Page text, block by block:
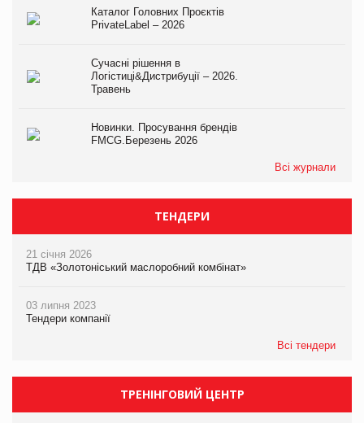
Каталог Головних Проєктів
PrivateLabel – 2026
Сучасні рішення в
Логістиці&Дистрибуції – 2026.
Травень
Новинки. Просування брендів
FMCG.Березень 2026
Всі журнали
ТЕНДЕРИ
21 січня 2026
ТДВ «Золотоніський маслоробний комбінат»
03 липня 2023
Тендери компанії
Всі тендери
ТРЕНІНГОВИЙ ЦЕНТР